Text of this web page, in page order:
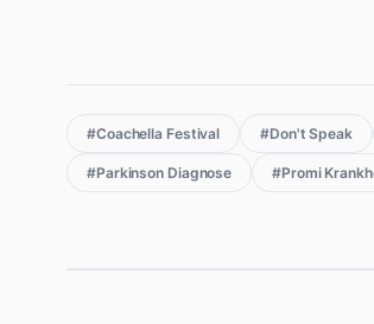
#Coachella Festival #Don't Speak
#Parkinson Diagnose #Promi